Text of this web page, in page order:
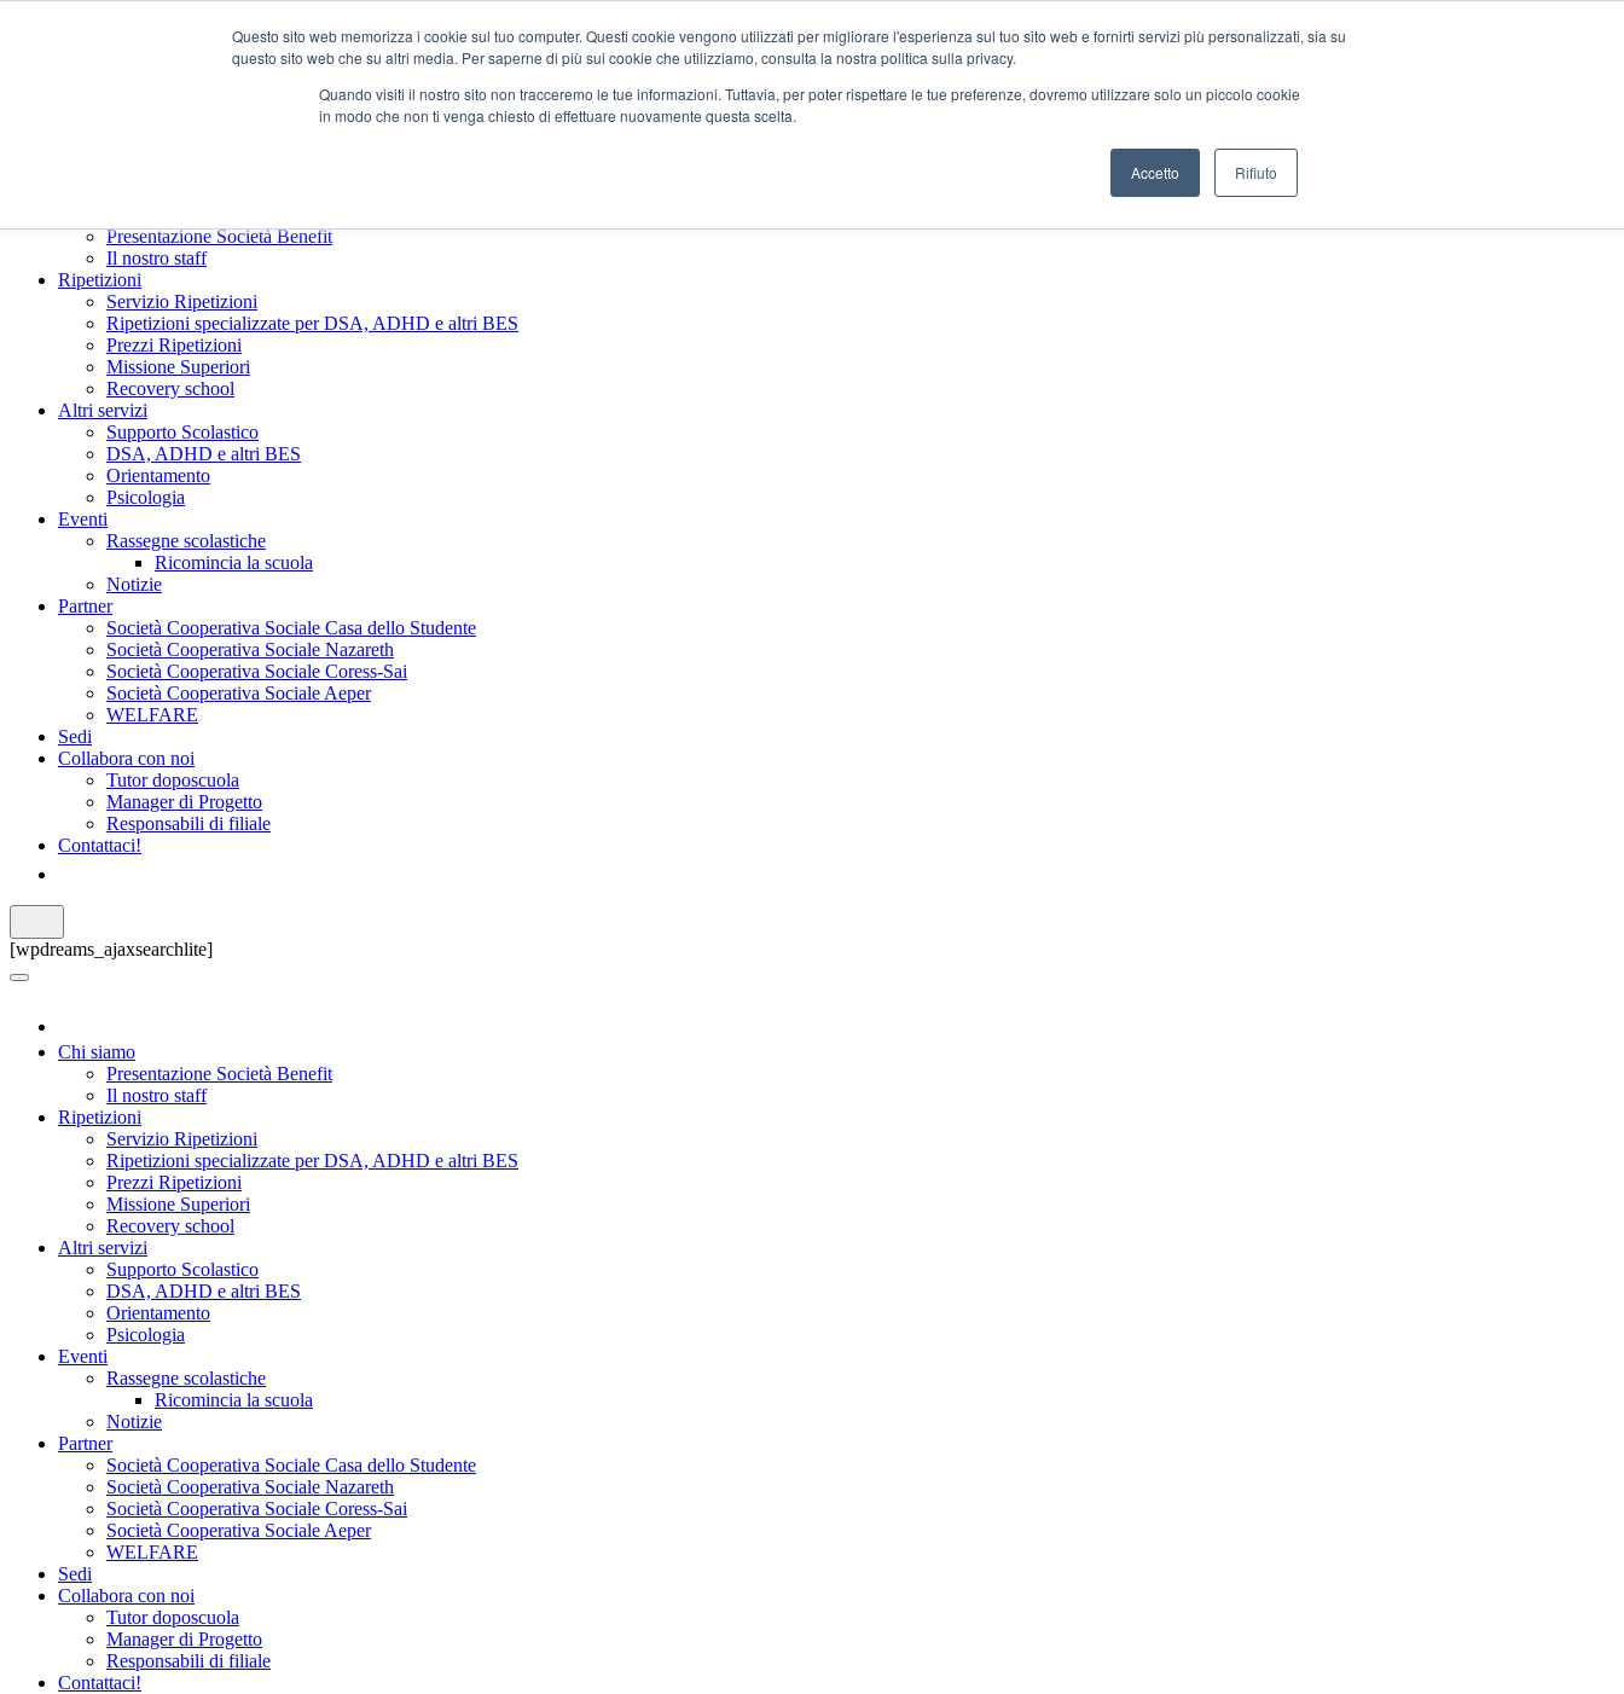
Questo sito web memorizza i cookie sul tuo computer. Questi cookie vengono utilizzati per migliorare l'esperienza sul tuo sito web e fornirti servizi più personalizzati, sia su
questo sito web che su altri media. Per saperne di più sui cookie che utilizziamo, consulta la nostra politica sulla privacy.
Quando visiti il ​​nostro sito non tracceremo le tue informazioni. Tuttavia, per poter rispettare le tue preferenze, dovremo utilizzare solo un piccolo cookie
in modo che non ti venga chiesto di effettuare nuovamente questa scelta.
Accetto Rifiuto
Presentazione Società Benefit
Il nostro staff
Ripetizioni
Servizio Ripetizioni
Ripetizioni specializzate per DSA, ADHD e altri BES
Prezzi Ripetizioni
Missione Superiori
Recovery school
Altri servizi
Supporto Scolastico
DSA, ADHD e altri BES
Orientamento
Psicologia
Eventi
Rassegne scolastiche
Ricomincia la scuola
Notizie
Partner
Società Cooperativa Sociale Casa dello Studente
Società Cooperativa Sociale Nazareth
Società Cooperativa Sociale Coress-Sai
Società Cooperativa Sociale Aeper
WELFARE
Sedi
Collabora con noi
Tutor doposcuola
Manager di Progetto
Responsabili di filiale
Contattaci!
[wpdreams_ajaxsearchlite]
Chi siamo
Presentazione Società Benefit
Il nostro staff
Ripetizioni
Servizio Ripetizioni
Ripetizioni specializzate per DSA, ADHD e altri BES
Prezzi Ripetizioni
Missione Superiori
Recovery school
Altri servizi
Supporto Scolastico
DSA, ADHD e altri BES
Orientamento
Psicologia
Eventi
Rassegne scolastiche
Ricomincia la scuola
Notizie
Partner
Società Cooperativa Sociale Casa dello Studente
Società Cooperativa Sociale Nazareth
Società Cooperativa Sociale Coress-Sai
Società Cooperativa Sociale Aeper
WELFARE
Sedi
Collabora con noi
Tutor doposcuola
Manager di Progetto
Responsabili di filiale
Contattaci!